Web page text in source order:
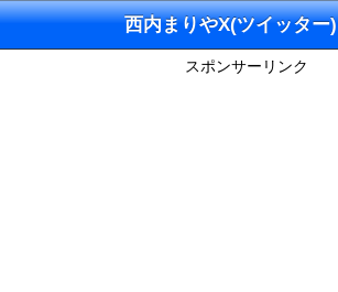
西内まりやX(ツイッター)
スポンサーリンク